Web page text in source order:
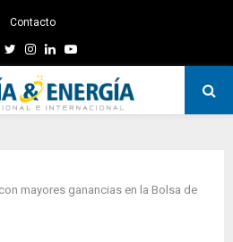
Contacto
TwitterInstagram
LinkedinYoutube
mayores ganancias en la Bolsa de